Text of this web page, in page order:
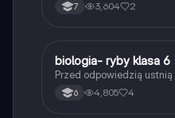
7 3,604 2
BBiologia
biologia- ryby klasa 6
Przed odpowiedzią
6 4,805 4